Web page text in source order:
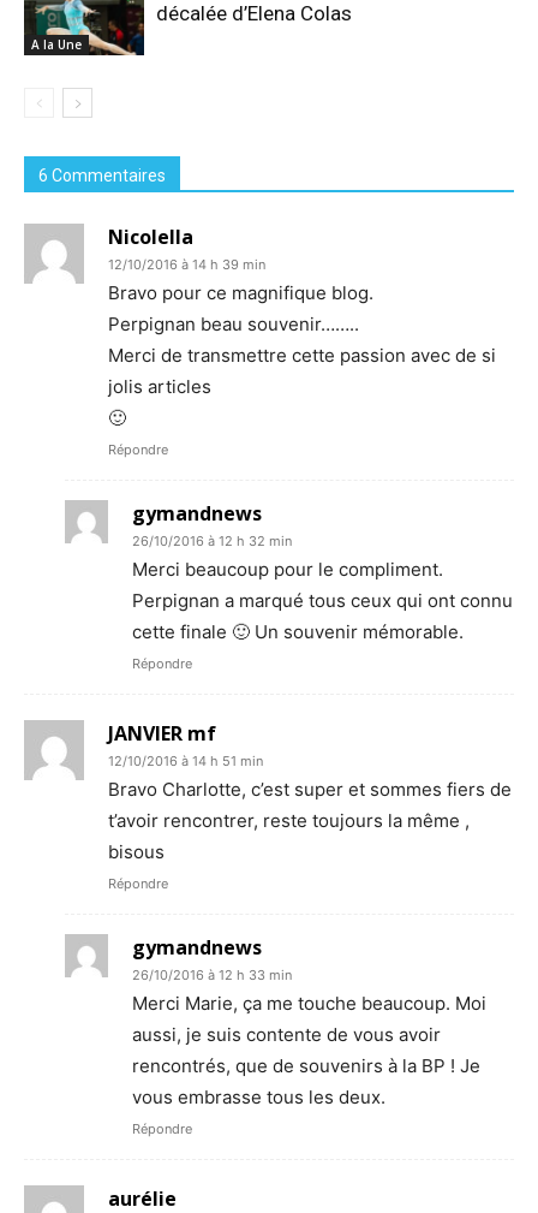
A la Une
décalée d’Elena Colas
6 Commentaires
Nicolella
12/10/2016 à 14 h 39 min
Bravo pour ce magnifique blog.
Perpignan beau souvenir……..
Merci de transmettre cette passion avec de si
jolis articles
🙂
Répondre
gymandnews
26/10/2016 à 12 h 32 min
Merci beaucoup pour le compliment.
Perpignan a marqué tous ceux qui ont connu
cette finale 🙂 Un souvenir mémorable.
Répondre
JANVIER mf
12/10/2016 à 14 h 51 min
Bravo Charlotte, c’est super et sommes fiers de
t’avoir rencontrer, reste toujours la même ,
bisous
Répondre
gymandnews
26/10/2016 à 12 h 33 min
Merci Marie, ça me touche beaucoup. Moi
aussi, je suis contente de vous avoir
rencontrés, que de souvenirs à la BP ! Je
vous embrasse tous les deux.
Répondre
aurélie